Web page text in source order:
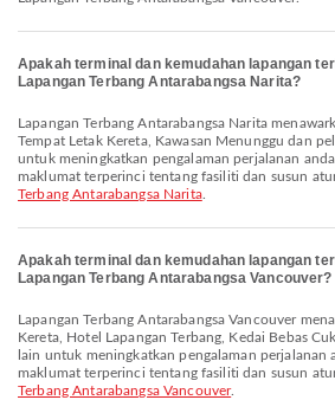
Apakah terminal dan kemudahan lapangan
Lapangan Terbang Antarabangsa Narita?
Lapangan Terbang Antarabangsa Narita menawarkan Klinik dan Farmasi,
Tempat Letak Kereta, Kawasan Menunggu dan
untuk meningkatkan pengalaman perjalanan
maklumat terperinci tentang fasiliti dan susun
Terbang Antarabangsa Narita.
Apakah terminal dan kemudahan lapangan
Lapangan Terbang Antarabangsa Vancouver?
Lapangan Terbang Antarabangsa Vancouver menawarkan Tempat Letak
Kereta, Hotel Lapangan Terbang, Kedai Bebas
lain untuk meningkatkan pengalaman perjalanan
maklumat terperinci tentang fasiliti dan susun
Terbang Antarabangsa Vancouver.